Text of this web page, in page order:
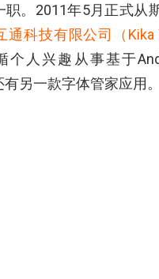
职。2011年5月正式从
通科技有限公司（Kika
个人兴趣从事基于
另一款字体管家应用。